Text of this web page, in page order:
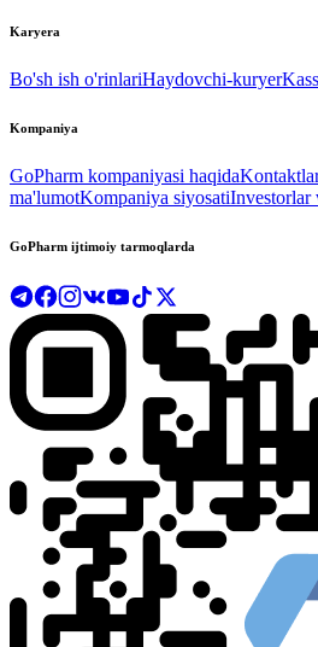
Karyera
Bo'sh ish o'rinlariHaydovchi-kuryer
Kompaniya
GoPharm kompaniyasi haqida
ma'lumotKompaniya siyosatiInvestorlar
GoPharm ijtimoiy tarmoqlarda